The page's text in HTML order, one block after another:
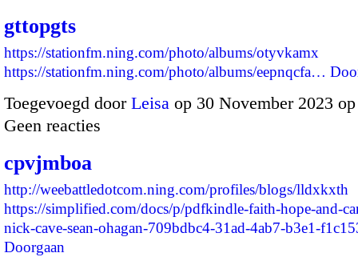
gttopgts
https://stationfm.ning.com/photo/albums/otyvkamx
https://stationfm.ning.com/photo/albums/eepnqcfa…
Toegevoegd door Leisa op 30 November 2023
Geen reacties
cpvjmboa
http://weebattledotcom.ning.com/profiles/blogs/lldxkxth
https://simplified.com/docs/p/pdfkindle-faith-hope-and-
nick-cave-sean-ohagan-709bdbc4-31ad-4ab7-b3e1-
Doorgaan